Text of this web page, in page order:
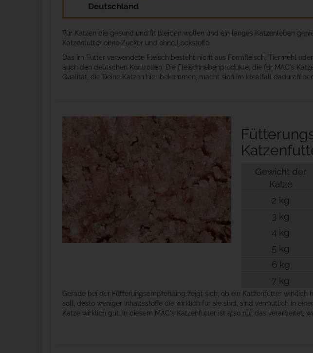
Deutschland
Für Katzen die gesund und fit bleiben wollen und ein langes Katzenleben
Katzenfutter ohne Zucker und ohne Lockstoffe.
Das im Futter verwendete Fleisch besteht nicht aus Formfleisch, Tiermehl
auch den deutschen Kontrollen. Die Fleischnebenprodukte, die für MAC's
Qualität, die Deine Katzen hier bekommen, macht sich im Idealfall dadurch
Gewicht der
Katze
2 kg
3 kg
4 kg
5 kg
6 kg
7 kg
Gerade bei der Fütterungsempfehlung zeigt sich, ob ein Katzenfutter
soll, desto weniger Inhaltsstoffe die wirklich für sie sind, sind vermutlich in
Katze wirklich gut. In diesem MAC's Katzenfutter ist also nur das verarbeitet,